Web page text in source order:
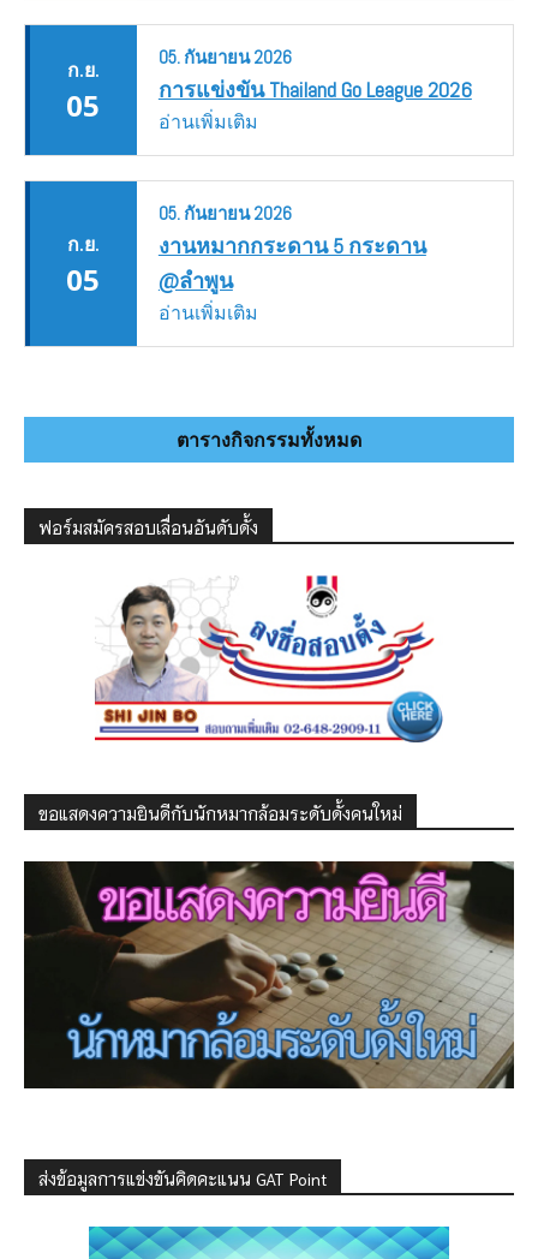
ก.ย.
05
05. กันยายน2026
การแข่งขัน Thailand Go League 2026
อ่านเพิ่มเติม
ก.ย.
05
05. กันยายน2026
งานหมากกระดาน 5 กระดาน
@ลำพูน
อ่านเพิ่มเติม
ตารางกิจกรรมทั้งหมด
ฟอร์มสมัครสอบเลื่อนอันดับดั้ง
ขอแสดงความยินดีกับนักหมากล้อมระดับดั้งคนใหม่
ส่งข้อมูลการแข่งขันคิดคะแนน GAT Point